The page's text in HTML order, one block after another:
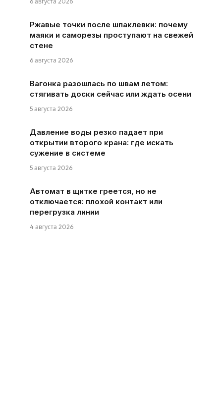
Ржавые точки после шпаклевки: почему
маяки и саморезы проступают на свежей
стене
6 августа 2026
Вагонка разошлась по швам летом:
стягивать доски сейчас или ждать осени
5 августа 2026
Давление воды резко падает при
открытии второго крана: где искать
сужение в системе
5 августа 2026
Автомат в щитке греется, но не
отключается: плохой контакт или
перегрузка линии
4 августа 2026